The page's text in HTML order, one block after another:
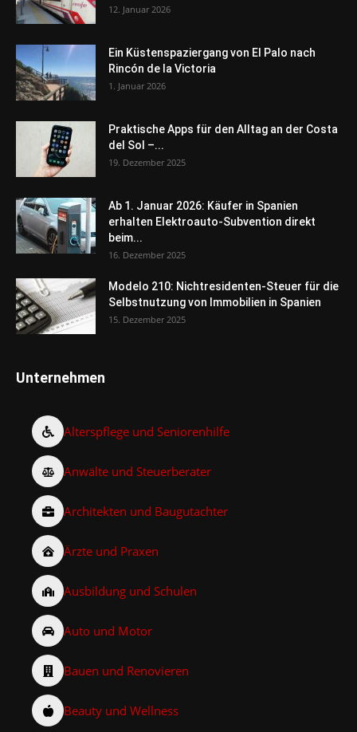
12. Januar 2026
Ein Küstenspaziergang von El Palo nach
Rincón de la Victoria
1. Januar 2026
Praktische Apps für den Alltag an der Costa
del Sol –...
19. Dezember 2025
Ab 1. Januar 2026: Käufer in Spanien
erhalten Elektroauto-Subvention direkt
beim...
16. Dezember 2025
Modelo 210: Nichtresidenten-Steuer für die
Selbstnutzung von Immobilien in Spanien
15. Dezember 2025
Unternehmen
Alterspflege und Seniorenhilfe
Anwälte und Steuerberater
Architekten und Baugutachter
Ärzte und Praxen
Ausbildung und Schulen
Auto und Motor
Bauen und Renovieren
Beauty und Wellness